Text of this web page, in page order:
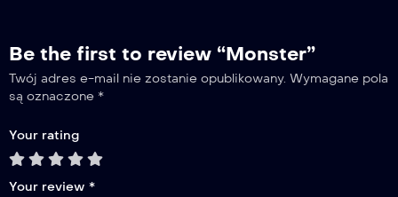
Odcinek 11
Be the first to review “Monster”
Twój adres e-mail nie zostanie opublikowany. Wymagane pola
są oznaczone *
Your rating
Your review *